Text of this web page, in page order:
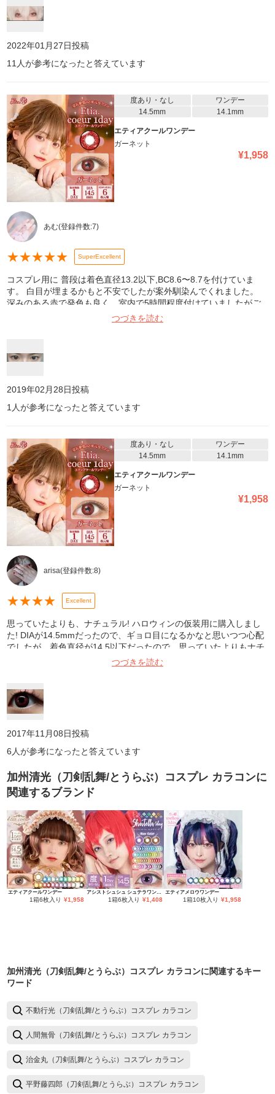
2022年01月27日投稿
11 人が参考になったと答えています
度あり・なし
ワンデー
14.5mm
14.1mm
エティアクールワンデー
ガーネット
¥1,958
あむ(登録件数:7)
★★★★★ SuperExcellent
コスプレ用に 普段は着色直径13.2以下,BC8.6〜8.7を付けていま
す。 白目が埋まるかもと不安でしたが案外馴染んでくれました。
深みのある赤で発色も良く、室内で5時間程度付けていましたがご
ろごろせず乾きもなかったです。つづきを読む
2019年02月28日投稿
1 人が参考になったと答えています
度あり・なし
ワンデー
14.5mm
14.1mm
エティアクールワンデー
ガーネット
¥1,958
arisa(登録件数:8)
★★★★ Excellent
思っていたよりも、ナチュラル! ハロウィンの仮装用に購入しまし
た! DIAが14.5mmだったので、ギョロ目になるかなと思いつつ心配
でしたが、着色直径が14.5以下だったので、思っていたよりもナチ
ュラルに盛る事が出来ました! また、このカラコンは、1day限定の
お色だというところにも惹かれて購入しました! 周りの人達にも、
つづきを読む
2017年11月08日投稿
6 人が参考になったと答えています
加州清光（刀剣乱舞/とうらぶ）コスプレ カラコンに
関連するブランド
エティアクールワンデー
1箱6枚入り ¥1,958
アシストシュシュ シュテラワンデー
1箱6枚入り ¥1,408
エティアメロウワンデー
1箱10枚入り ¥1,958
加州清光（刀剣乱舞/とうらぶ）コスプレ カラコンに関連するキー
ワード
不動行光（刀剣乱舞/とうらぶ）コスプレ カラコン
人間無骨（刀剣乱舞/とうらぶ）コスプレ カラコン
治金丸（刀剣乱舞/とうらぶ）コスプレ カラコン
平野藤四郎（刀剣乱舞/とうらぶ）コスプレ カラコン